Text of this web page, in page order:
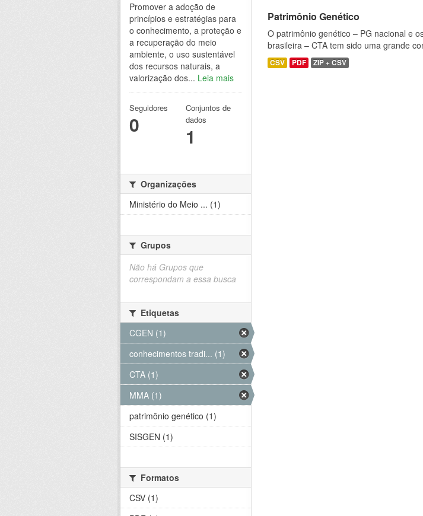
Patrimônio Genético
O patrimônio genético – PG nacional e
brasileira – CTA tem sido uma grande
CSV PDF ZIP + CSV
Promover a adoção de
princípios e estratégias para
o conhecimento, a proteção e
a recuperação do meio
ambiente, o uso sustentável
dos recursos naturais, a
valorização dos... Leia mais
Seguidores
0
Conjuntos de
dados
1
Organizações
Ministério do Meio ... (1)
Grupos
Não há Grupos que
correspondam a essa busca
Etiquetas
CGEN (1)
conhecimentos tradi... (1)
CTA (1)
MMA (1)
patrimônio genético (1)
SISGEN (1)
Formatos
CSV (1)